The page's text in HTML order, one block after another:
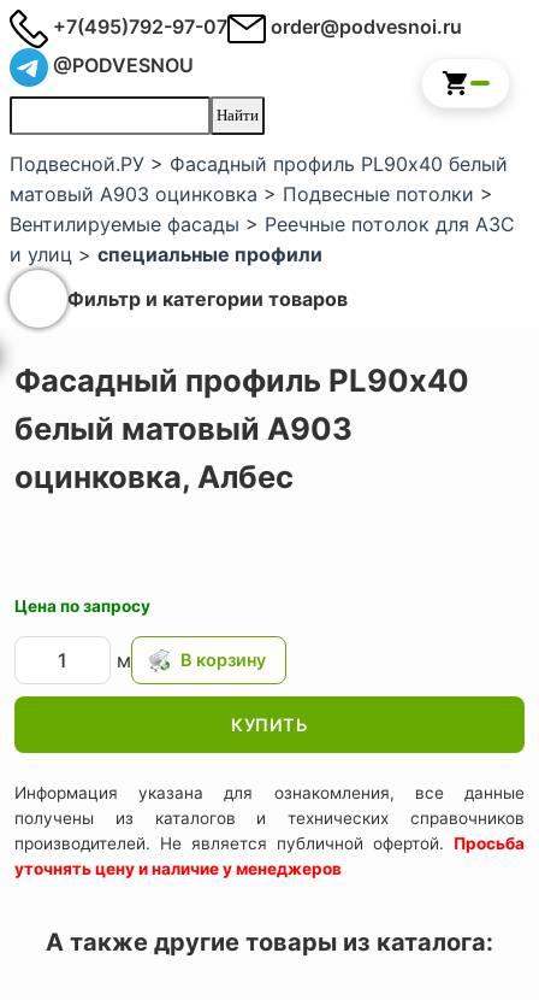
+7(495)792-97-07
order@podvesnoi.ru
@PODVESNOU
Подвесной.РУ > Фасадный профиль PL90х40 белый
матовый А903 оцинковка > Подвесные потолки >
Вентилируемые фасады > Реечные потолок для АЗС
и улиц > специальные профили
Фильтр и категории товаров
Фасадный профиль PL90х40
белый матовый А903
оцинковка, Албес
Цена по запросу
м
КУПИТЬ
Информация указана для ознакомления, все данные
получены из каталогов и технических справочников
производителей. Не является публичной офертой. Просьба
уточнять цену и наличие у менеджеров
А также другие товары из каталога: